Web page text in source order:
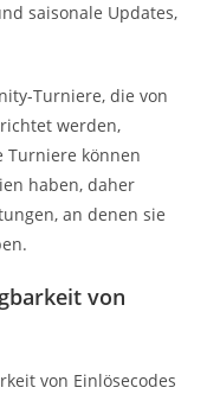
saisonale Updates,
Turniere, die von
werden,
Turniere können
haben, daher
an denen sie
von
von Einlösecodes